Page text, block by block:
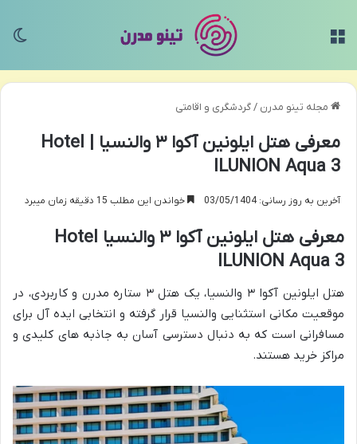
مجله تینو مدرن /گردشگری و اقامتی
معرفی هتل ایلونین آکوا ۳ والنسیا | Hotel
ILUNION Aqua 3
آخرین به روز رسانی: 03/05/1404 خواندن این مطلب 15 دقیقه زمان میبرد
معرفی هتل ایلونین آکوا ۳ والنسیا Hotel
ILUNION Aqua 3
هتل ایلونین آکوا ۳ والنسیا، یک هتل ۳ ستاره مدرن و کاربردی، در
موقعیت مکانی استثنایی والنسیا قرار گرفته و انتخابی ایده آل برای
مسافرانی است که به دنبال دسترسی آسان به جاذبه های کلیدی و
مراکز خرید هستند.